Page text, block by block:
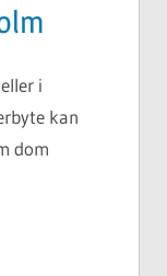
i
kan
dom